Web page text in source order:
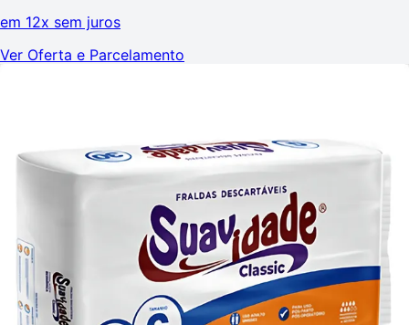
em 12x sem juros
Ver Oferta e Parcelamento